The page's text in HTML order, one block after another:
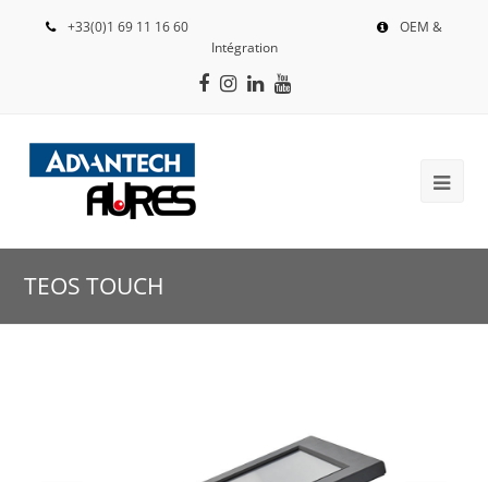
+33(0)1 69 11 16 60
OEM &
Intégration
Facebook
Instagram
LinkedIn
Youtube
TEOS TOUCH